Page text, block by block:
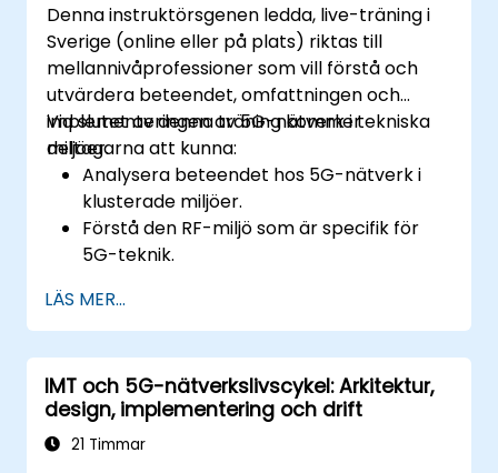
Denna instruktörsgenen ledda, live-träning i
Sverige (online eller på plats) riktas till
mellannivåprofessioner som vill förstå och
utvärdera beteendet, omfattningen och
implementeringen av 5G-nätverk i tekniska
miljöer.
Vid slutet av denna träning kommer
deltagarna att kunna:
Analysera beteendet hos 5G-nätverk i
klusterade miljöer.
Förstå den RF-miljö som är specifik för
5G-teknik.
implementering från andra länder.
Bedöma 5G-deckningsförmåga och
begränsningar.
Tolka och analysera 5G-
nätverkskvalitetsparametrar på teknisk
nivå.
LÄS MER...
IMT och 5G-nätverkslivscykel: Arkitektur,
design, implementering och drift
21 Timmar